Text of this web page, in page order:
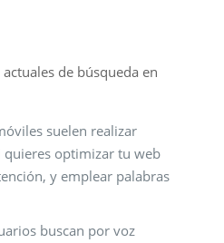
de búsqueda en
suelen realizar
quieres optimizar tu web
y emplear palabras
buscan por voz